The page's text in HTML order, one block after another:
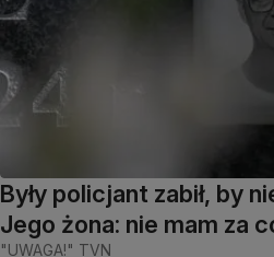
Były policjant zabił, by
Jego żona: nie mam za
"UWAGA!" TVN